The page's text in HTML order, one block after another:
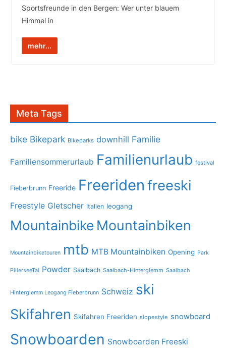
Sportsfreunde in den Bergen: Wer unter blauem
Himmel in
mehr...
Meta Tags
bike Bikepark Bikeparks downhill Familie
Familiensommerurlaub Familienurlaub festival
Fieberbrunn Freeride Freeriden freeski
Freestyle Gletscher Italien leogang
Mountainbike Mountainbiken
Mountainbiketouren mtb MTB Mountainbiken Opening Park
PillerseeTal Powder Saalbach Saalbach-Hinterglemm Saalbach
Hinterglemm Leogang Fieberbrunn Schweiz ski
Skifahren Skifahren Freeriden slopestyle snowboard
Snowboarden Snowboarden Freeski